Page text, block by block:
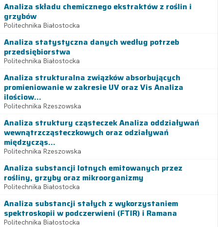
Analiza składu chemicznego ekstraktów z roślin i
grzybów
Politechnika Białostocka
Analiza statystyczna danych według potrzeb
przedsiębiorstwa
Politechnika Białostocka
Analiza strukturalna związków absorbujących
promieniowanie w zakresie UV oraz Vis Analiza
ilościow...
Politechnika Rzeszowska
Analiza struktury cząsteczek Analiza oddziaływań
wewnątrzcząsteczkowych oraz odziaływań
międzycząs...
Politechnika Rzeszowska
Analiza substancji lotnych emitowanych przez
rośliny, grzyby oraz mikroorganizmy
Politechnika Białostocka
Analiza substancji stałych z wykorzystaniem
spektroskopii w podczerwieni (FTIR) i Ramana
Politechnika Białostocka